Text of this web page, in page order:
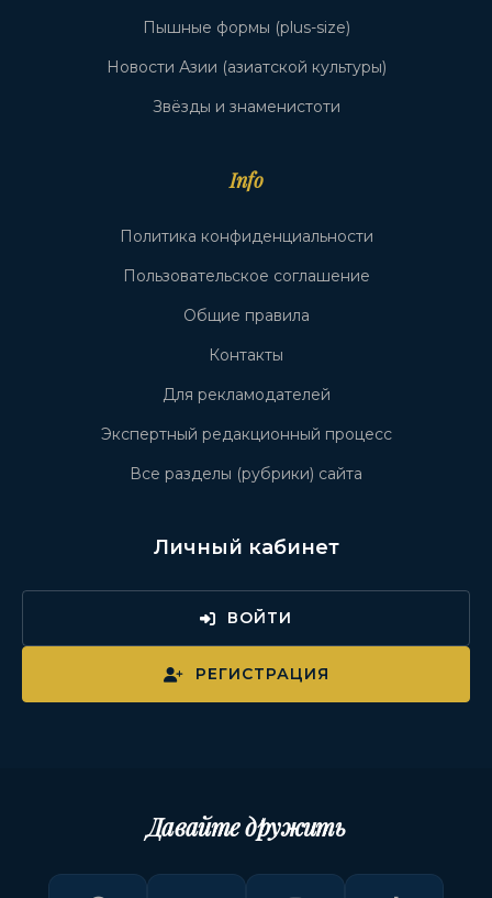
Пышные формы (plus-size)
Новости Азии (азиатской культуры)
Звёзды и знаменистоти
Info
Политика конфиденциальности
Пользовательское соглашение
Общие правила
Контакты
Для рекламодателей
Экспертный редакционный процесс
Все разделы (рубрики) сайта
Личный кабинет
ВОЙТИ
РЕГИСТРАЦИЯ
Давайте дружить